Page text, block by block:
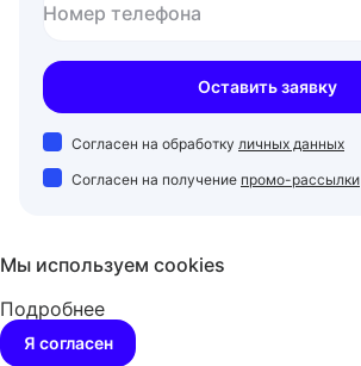
Номер телефона
Оставить заявку
Согласен на обработку личных данных
Согласен на получение промо-рассылки
Мы используем cookies
Подробнее
Я согласен